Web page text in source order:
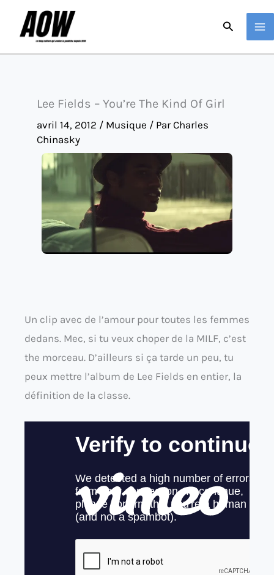
Lee Fields – You’re The Kind Of Girl
avril 14, 2012 / Musique / ParCharles
Chinasky
Un clip avec de l’amour pour toutes les femmes
dedans. Mec, si tu veux choper de la MILF, c’est
the morceau. D’ailleurs si ça tarde un peu, tu
peux mettre l’album de Lee Fields en entier, la
définition de la classe.